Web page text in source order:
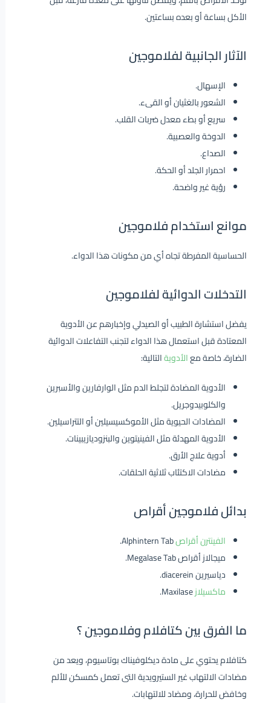
الأكل بساعة أو بعده بساعتين.
الآثار الجانبية لفلاموجين
الإسهال.
الشعور بالغثيان أو القىء.
سريع أو بطء معدل ضربات القلب.
الدوخة والعصبية.
الصداع.
احمرار الجلد أو الحكة.
رؤية غير واضحة.
موانع استخدام فلاموجين
الحساسية المفرطة تجاه أي من مكونات هذا الدواء.
التدخلات الدوائية لفلاموجين
يفضل استشارة الطبيب أو الصيدلي وإخبارهم عن الأدوية
المعتادة قبل استعمال هذا الدواء لتجنب التفاعلات الدوائية
الضارة، خاصة معالأدويةالتالية:
الأدوية المضادة لتجلط الدم مثل الوارفارين والأسبرين
والكلوبيدوجريل.
المضادات الحيوية مثل الأموكسيسيلين أو التتراسيلين.
الأدوية المهدئة مثل الفينيتوين والبنزوديازيبينات.
أدوية علاج الأرق.
مضادات الاكتئاب ثلاثية الحلقات.
بدائل فلاموجين أقراص
الفينترن أقراص
ميجالاز أقراص Megalase Tab.
دياسيرين diacerein.
ماكسيلاز
ما الفرق بين كتافلام وفلاموجين ؟
كتافلام يحتوي على مادة ديكلوفيناك بوتاسيوم، ويعد من
مضادات الالتهاب غير الستيرويدية التى تعمل كمسكن للألم
وخافض للحرارة، ومضاد للالتهابات.